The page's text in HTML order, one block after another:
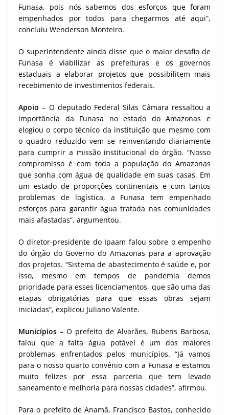
Funasa, pois nós sabemos dos esforços que foram
empenhados por todos para chegarmos até aqui”,
concluiu Wenderson Monteiro.
O superintendente ainda disse que o maior desafio de
Funasa é viabilizar as prefeituras e os governos
estaduais a elaborar projetos que possibilitem mais
recebimento de investimentos federais.
Apoio– O deputado Federal Silas Câmara ressaltou a
importância da Funasa no estado do Amazonas e
elogiou o corpo técnico da instituição que mesmo com
o quadro reduzido vem se reinventando diariamente
para cumprir a missão institucional do órgão. “Nosso
compromisso é com toda a população do Amazonas
que sonha com água de qualidade em suas casas. Em
um estado de proporções continentais e com tantos
problemas de logística, a Funasa tem empenhado
esforços para garantir água tratada nas comunidades
mais afastadas”, argumentou.
O diretor-presidente do Ipaam falou sobre o empenho
do órgão do Governo do Amazonas para a aprovação
dos projetos. “Sistema de abastecimento é saúde e, por
isso, mesmo em tempos de pandemia demos
prioridade para esses licenciamentos, que são uma das
etapas obrigatórias para que essas obras sejam
iniciadas”, explicou Juliano Valente.
Municípios – O prefeito de Alvarães, Rubens Barbosa,
falou que a falta água potável é um dos maiores
problemas enfrentados pelos municípios. “Já vamos
para o nosso quarto convênio com a Funasa e estamos
muito felizes por essa parceria que tem levado
saneamento e melhoria para nossas cidades”, afirmou.
Para o prefeito de Anamã, Francisco Bastos, conhecido